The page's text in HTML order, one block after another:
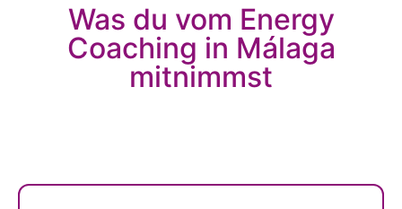
Was du vom Energy
Coaching in Málaga
mitnimmst